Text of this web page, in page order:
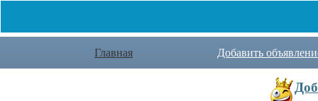
Главная Добавить